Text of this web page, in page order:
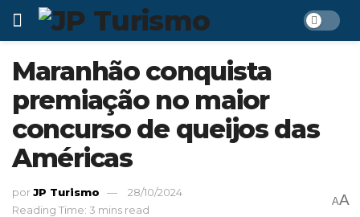
Maranhão conquista
premiação no maior
concurso de queijos das
Américas
porJP Turismo
28/10/2024
Reading Time: 3 mins read
AA